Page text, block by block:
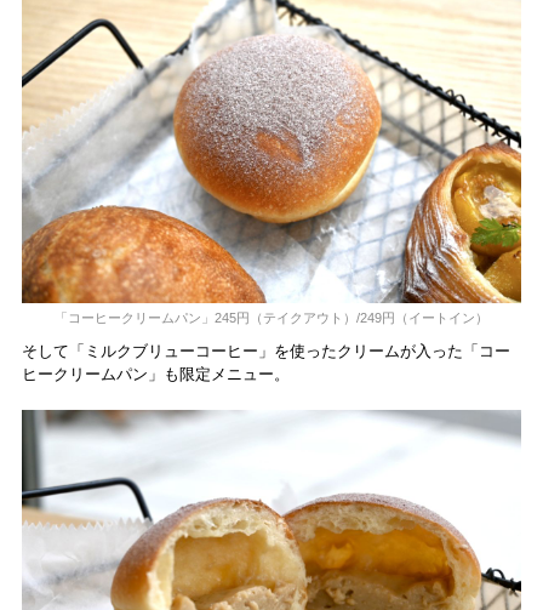
「コーヒークリームパン」245円（テイクアウト）/249円（イートイン）
そして「ミルクブリューコーヒー」を使ったクリームが入った「コー
ヒークリームパン」も限定メニュー。